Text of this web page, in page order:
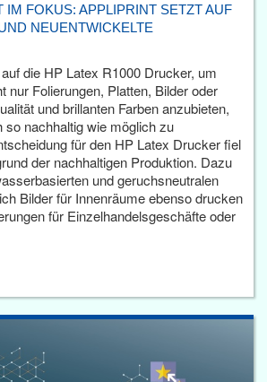
IM FOKUS: APPLIPRINT SETZT AUF
NEUENTWICKELTE
die HP Latex R1000 Drucker, um
nur Folierungen, Platten, Bilder oder
und brillanten Farben anzubieten,
so nachhaltig wie möglich zu
für den HP Latex Drucker fiel
der nachhaltigen Produktion. Dazu
und geruchsneutralen
Bilder für Innenräume ebenso drucken
für Einzelhandelsgeschäfte oder